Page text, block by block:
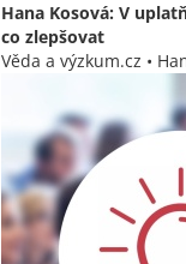
Hana Kosová: V
co zlepšovat
Věda a výzkum.cz •